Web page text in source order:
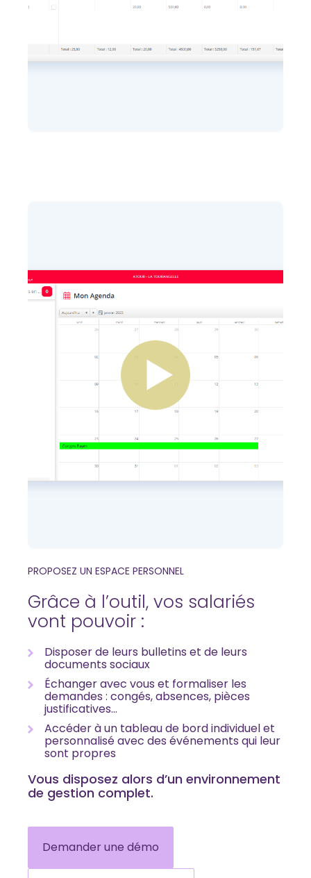
PROPOSEZ UN ESPACE PERSONNEL
Grâce à l’outil, vos salariés
vont pouvoir :
Disposer de leurs bulletins et de leurs
documents sociaux
Échanger avec vous et formaliser les
demandes : congés, absences, pièces
justificatives…
Accéder à un tableau de bord individuel et
personnalisé avec des événements qui leur
sont propres
Vous disposez alors d’un environnement
de gestion complet.
Demander une démo